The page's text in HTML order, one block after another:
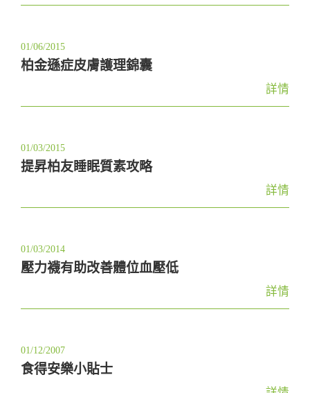
01/06/2015
柏金遜症皮膚護理錦囊
詳情
01/03/2015
提昇柏友睡眠質素攻略
詳情
01/03/2014
壓力襪有助改善體位血壓低
詳情
01/12/2007
食得安樂小貼士